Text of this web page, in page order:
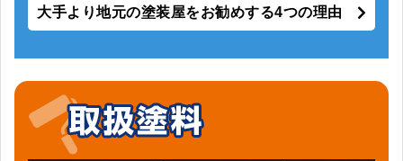
大手より地元の塗装屋をお勧めする4つの理由